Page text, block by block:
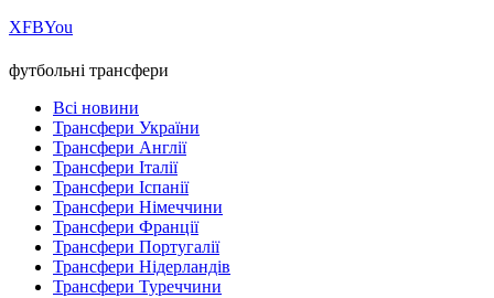
ХFBYou
футбольні трансфери
Всі новини
Трансфери України
Трансфери Англії
Трансфери Італії
Трансфери Іспанії
Трансфери Німеччини
Трансфери Франції
Трансфери Португалії
Трансфери Нідерландів
Трансфери Туреччини